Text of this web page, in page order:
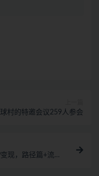
村的特邀会议259人参会
现，路径篇+流